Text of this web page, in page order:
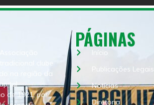
tradicional clube
na região da
de 1921, por
PÁGINAS
Início
Publicações Legais
Notícias
Diretoria